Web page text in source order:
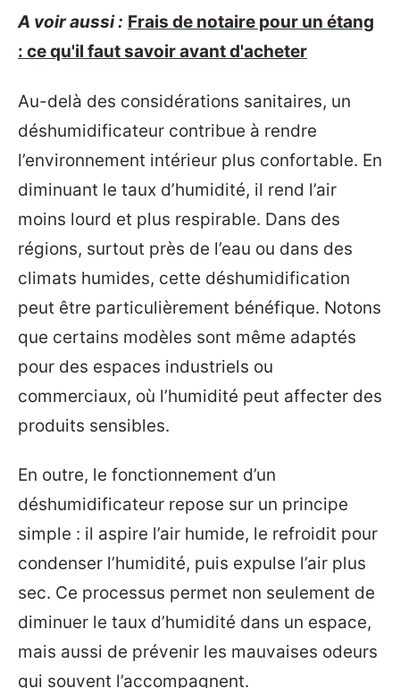
A voir aussi : Frais de notaire pour un étang
: ce qu'il faut savoir avant d'acheter
Au-delà des considérations sanitaires, un
déshumidificateur contribue à rendre
l’environnement intérieur plus confortable. En
diminuant le taux d’humidité, il rend l’air
moins lourd et plus respirable. Dans des
régions, surtout près de l’eau ou dans des
climats humides, cette déshumidification
peut être particulièrement bénéfique. Notons
que certains modèles sont même adaptés
pour des espaces industriels ou
commerciaux, où l’humidité peut affecter des
produits sensibles.
En outre, le fonctionnement d’un
déshumidificateur repose sur un principe
simple : il aspire l’air humide, le refroidit pour
condenser l’humidité, puis expulse l’air plus
sec. Ce processus permet non seulement de
diminuer le taux d’humidité dans un espace,
mais aussi de prévenir les mauvaises odeurs
qui souvent l’accompagnent.